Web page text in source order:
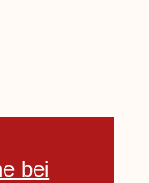
bei